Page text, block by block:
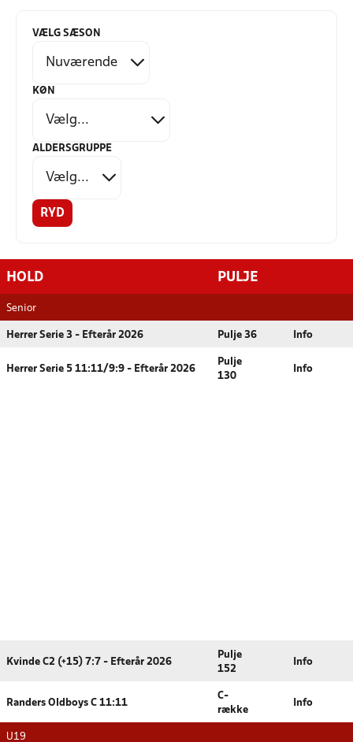
VÆLG SÆSON
KØN
ALDERSGRUPPE
RYD
HOLD PULJE
Senior
Herrer Serie 3 - Efterår 2026 Pulje 36 Info
Herrer Serie 5 11:11/9:9 - Efterår 2026
Pulje
130
Info
Kvinde C2 (+15) 7:7 - Efterår 2026
Pulje
152
Info
Randers Oldboys C 11:11
C-
række
Info
U19